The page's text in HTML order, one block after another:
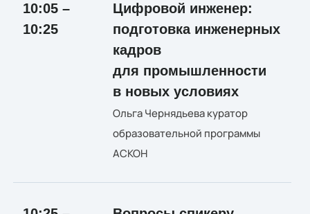
10:05 –
10:25
Цифровой инженер:
подготовка инженерных
кадров
для промышленности
в новых условиях
Ольга Чернядьева куратор
образовательной программы
АСКОН